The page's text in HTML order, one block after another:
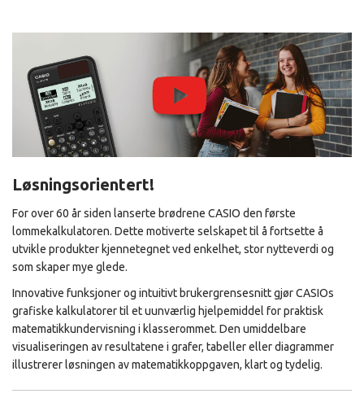
Løsningsorientert!
For over 60 år siden lanserte brødrene CASIO den første
lommekalkulatoren. Dette motiverte selskapet til å fortsette å
utvikle produkter kjennetegnet ved enkelhet, stor nytteverdi og
som skaper mye glede.
Innovative funksjoner og intuitivt brukergrensesnitt gjør CASIOs
grafiske kalkulatorer til et uunværlig hjelpemiddel for praktisk
matematikkundervisning i klasserommet. Den umiddelbare
visualiseringen av resultatene i grafer, tabeller eller diagrammer
illustrerer løsningen av matematikkoppgaven, klart og tydelig.